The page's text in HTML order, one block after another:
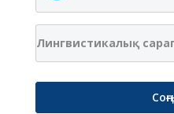
Лингвистикалық